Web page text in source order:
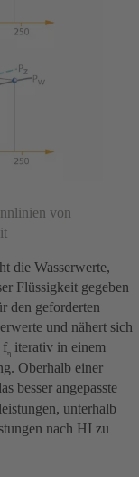
von
die Wasserwerte,
Flüssigkeit gegeben
den geforderten
und nähert sich
fη iterativ in einem
Oberhalb einer
besser angepasste
unterhalb
nach HI zu